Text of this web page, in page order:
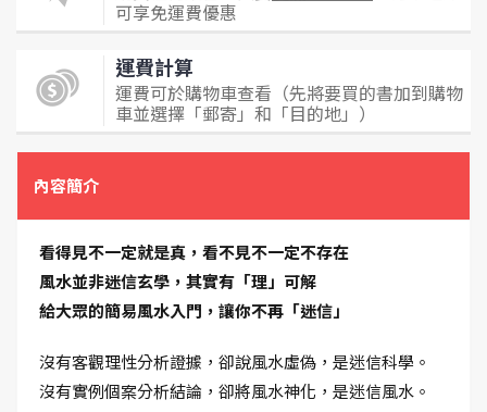
可享免運費優惠
運費計算
運費可於購物車查看（先將要買的書加到購物
車並選擇「郵寄」和「目的地」）
內容簡介
看得見不一定就是真，看不見不一定不存在
風水並非迷信玄學，其實有「理」可解
給大眾的簡易風水入門，讓你不再「迷信」
沒有客觀理性分析證據，卻說風水虛偽，是迷信科學。
沒有實例個案分析結論，卻將風水神化，是迷信風水。